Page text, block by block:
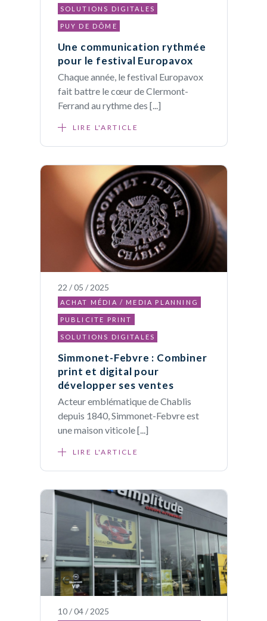
SOLUTIONS DIGITALES
PUY DE DÔME
Une communication rythmée
pour le festival Europavox
Chaque année, le festival Europavox
fait battre le cœur de Clermont-
Ferrand au rythme des [...]
LIRE L'ARTICLE
22 / 05 / 2025
ACHAT MÉDIA / MEDIA PLANNING
PUBLICITE PRINT
SOLUTIONS DIGITALES
Simmonet-Febvre : Combiner
print et digital pour
développer ses ventes
Acteur emblématique de Chablis
depuis 1840, Simmonet-Febvre est
une maison viticole [...]
LIRE L'ARTICLE
10 / 04 / 2025